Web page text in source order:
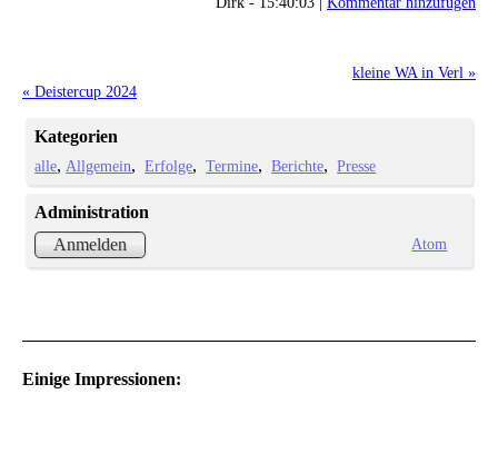
kleine WA in Verl »
« Deistercup 2024
Kategorien
alle Allgemein Erfolge Termine Berichte Presse
Administration
Anmelden
Atom
Einige Impressionen: